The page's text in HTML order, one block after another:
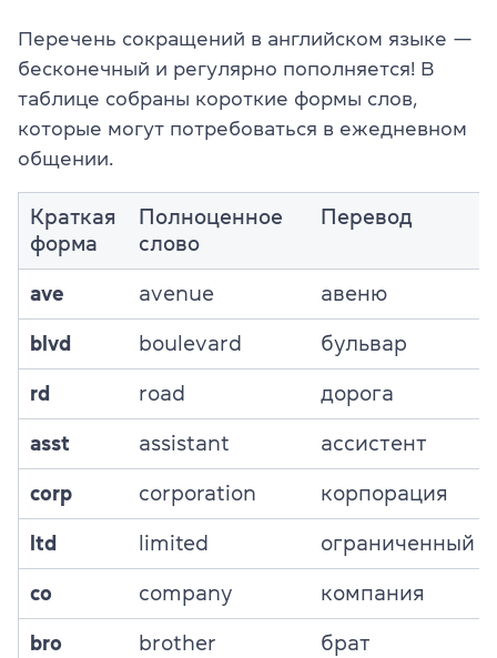
Перечень сокращений в английском языке —
бесконечный и регулярно пополняется! В
таблице собраны короткие формы слов,
которые могут потребоваться в ежедневном
общении.
Краткая
форма
Полноценное
слово
Перевод
ave avenue авеню
blvd boulevard бульвар
rd road дорога
asst assistant ассистент
corp corporation корпорация
ltd limited ограниченный
co сompany компания
bro brother брат